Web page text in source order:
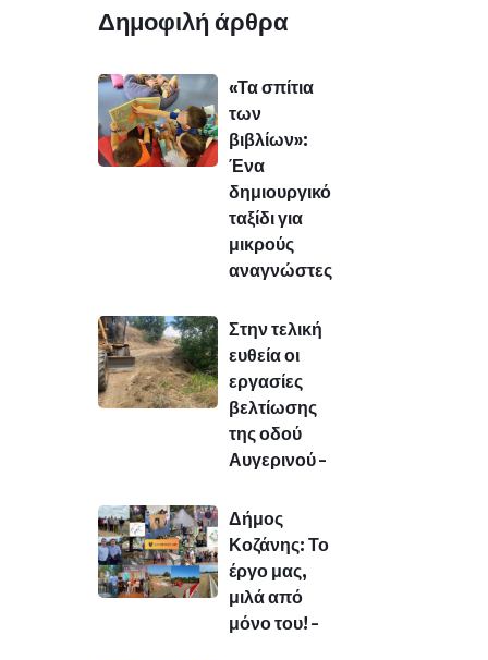
Δημοφιλή άρθρα
«Τα σπίτια
των
βιβλίων»:
Ένα
δημιουργικό
ταξίδι για
μικρούς
αναγνώστες
Στην τελική
ευθεία οι
εργασίες
βελτίωσης
της οδού
Αυγερινού –
Δήμος
Κοζάνης: Το
έργο μας,
μιλά από
μόνο του! –